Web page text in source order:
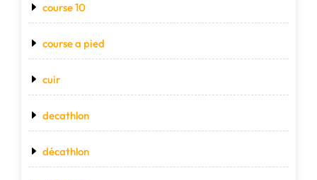
course 10
course a pied
cuir
decathlon
décathlon